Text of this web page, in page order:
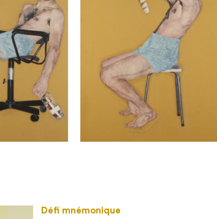
Défi mnémonique